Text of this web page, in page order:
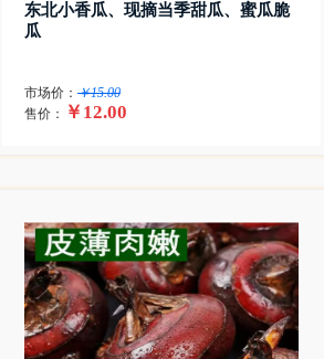
东北小香瓜、现摘当季甜瓜、蜜瓜脆
瓜
市场价： ￥15.00
售价：
￥12.00